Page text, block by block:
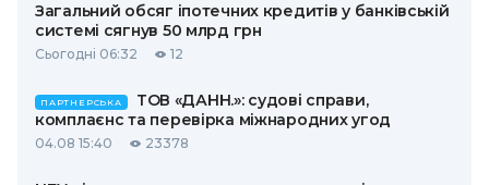
Загальний обсяг іпотечних кредитів у банківській
системі сягнув 50 млрд грн
Сьогодні 06:32 12
ПАРТНЕРСЬКА
ТОВ «ДАНН.»: судові справи,
комплаєнс та перевірка міжнародних угод
04.08 15:40 23378